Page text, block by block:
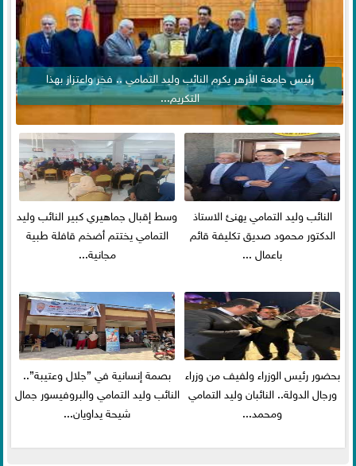
رئيس جامعة الأزهر يكرم النائب وليد التمامي .. فخر واعتزاز بهذا
التكريم...
النائب وليد التمامي يهنئ الاستاذ
الدكتور محمود صديق تكليفة قائم
باعمال ...
وسط إقبال جماهيري كبير النائب وليد
التمامي يختتم أضخم قافلة طبية
مجانية...
بحضور رئيس الوزراء ولفيف من وزراء
ورجال الدولة.. النائبان وليد التمامي
ومحمد...
بصمة إنسانية في ”جلال وعتيبة”..
النائب وليد التمامي والبروفيسور جمال
شيحة يداويان...